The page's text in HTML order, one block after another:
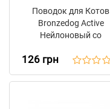
Поводок для Котов
Bronzedog Active
Нейлоновый со
Бирюзовый
126 грн